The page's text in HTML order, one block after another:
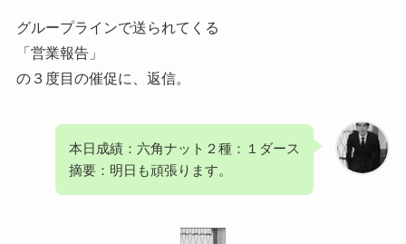
グループラインで送られてくる
「営業報告」
の３度目の催促に、返信。
本日成績：六角ナット２種：１ダース
摘要：明日も頑張ります。